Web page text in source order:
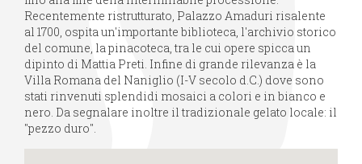
Recentemente ristrutturato, Palazzo Amaduri risalente
al 1700, ospita un'importante biblioteca, l'archivio storico
del comune, la pinacoteca, tra le cui opere spicca un
dipinto di Mattia Preti. Infine di grande rilevanza è la
Villa Romana del Naniglio (I-V secolo d.C.) dove sono
stati rinvenuti splendidi mosaici a colori e in bianco e
nero. Da segnalare inoltre il tradizionale gelato locale: il
"pezzo duro".